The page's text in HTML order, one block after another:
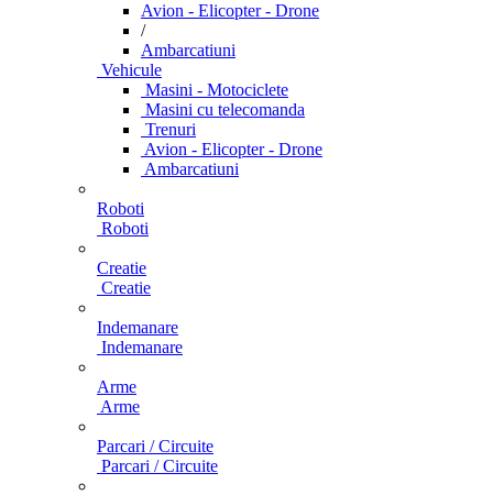
Avion - Elicopter - Drone
/
Ambarcatiuni
Vehicule
Masini - Motociclete
Masini cu telecomanda
Trenuri
Avion - Elicopter - Drone
Ambarcatiuni
Roboti
Roboti
Creatie
Creatie
Indemanare
Indemanare
Arme
Arme
Parcari / Circuite
Parcari / Circuite